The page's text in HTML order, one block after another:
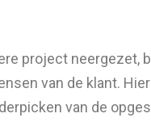
project neergezet,
van de klant.
van de